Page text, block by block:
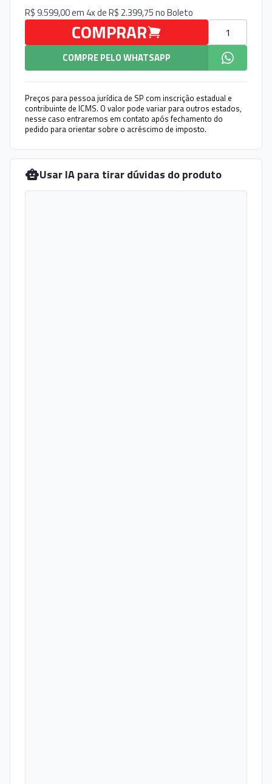
R$ 9.599,00 em 4x de R$ 2.399,75 noBoleto
COMPRAR
Quantidade
COMPRE PELO WHATSAPP
Preços para pessoa jurídica de SP com inscrição estadual e
contribuinte de ICMS. O valor pode variar para outros estados,
nesse caso entraremos em contato após fechamento do
pedido para orientar sobre o acréscimo de imposto.
Usar IA para tirar dúvidas do produto